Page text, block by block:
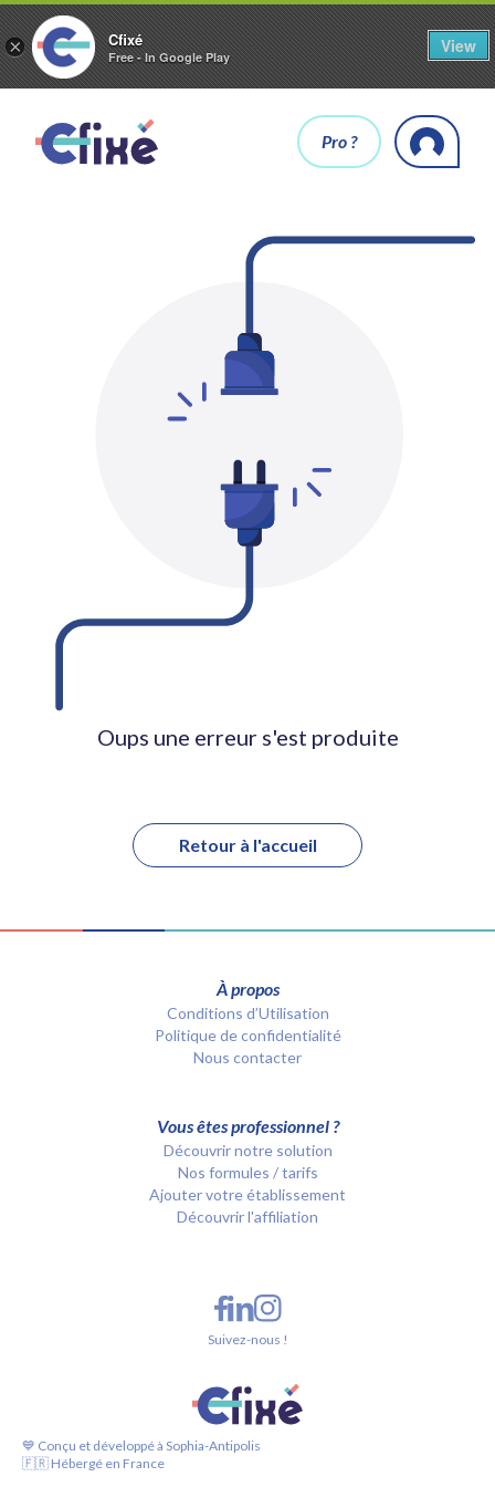
× Cfixé
Free - In Google Play
View
Pro ?
Oups une erreur s'est produite
Retour à l'accueil
À propos
Conditions d’Utilisation
Politique de confidentialité
Nous contacter
Vous êtes professionnel ?
Découvrir notre solution
Nos formules / tarifs
Ajouter votre établissement
Découvrir l'affiliation
💙 Conçu et développé à Sophia-Antipolis
🇫🇷 Hébergé en France
Suivez-nous !